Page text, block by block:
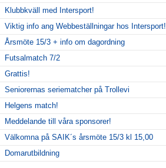
Klubbkväll med Intersport!
Viktig info ang Webbeställningar hos Intersport!
Årsmöte 15/3 + info om dagordning
Futsalmatch 7/2
Grattis!
Seniorernas seriematcher på Trollevi
Helgens match!
Meddelande till våra sponsorer!
Välkomna på SAIK´s årsmöte 15/3 kl 15,00
Domarutbildning